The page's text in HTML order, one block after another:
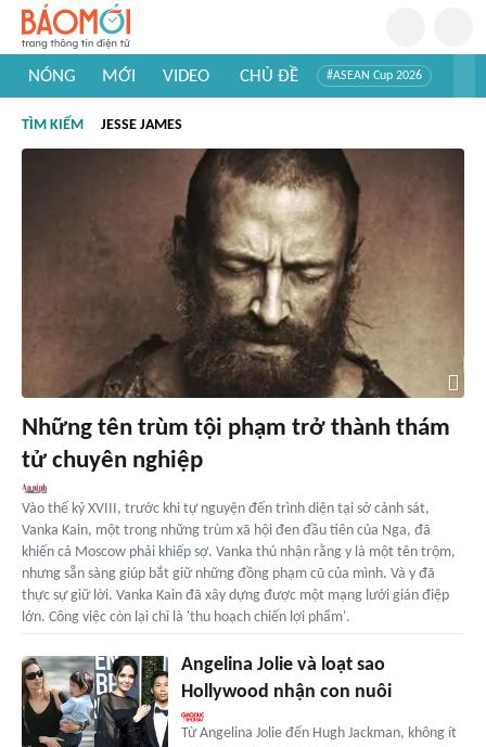
NÓNG MỚI VIDEO CHỦ ĐỀ #ASEAN Cup 2026
#Khám phá thế giới
TÌM KIẾM JESSE JAMES
Những tên trùm tội phạm trở thành thám
tử chuyên nghiệp
Vào thế kỷ XVIII, trước khi tự nguyện đến trình diện tại sở cảnh sát,
Vanka Kain, một trong những trùm xã hội đen đầu tiên của Nga, đã
khiến cả Moscow phải khiếp sợ. Vanka thú nhận rằng y là một tên trộm,
nhưng sẵn sàng giúp bắt giữ những đồng phạm cũ của mình. Và y đã
thực sự giữ lời. Vanka Kain đã xây dựng được một mạng lưới gián điệp
lớn. Công việc còn lại chỉ là 'thu hoạch chiến lợi phẩm'.
Angelina Jolie và loạt sao
Hollywood nhận con nuôi
Từ Angelina Jolie đến Hugh Jackman, không ít